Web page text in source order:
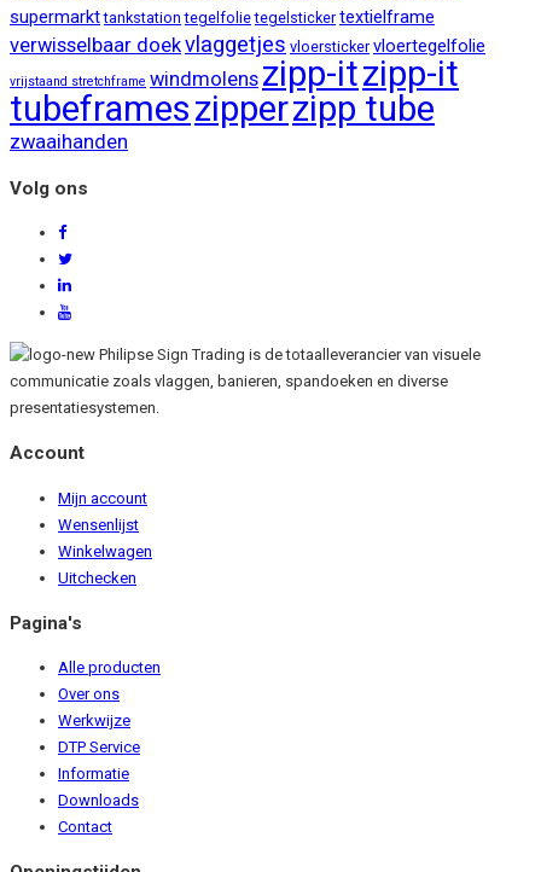
supermarkt tankstation tegelfolie tegelsticker textielframe
verwisselbaar doekvlaggetjes vloersticker vloertegelfolie
vrijstaand stretchframe windmolens zipp-itzipp-it
tubeframeszipperzipp tube
zwaaihanden
Volg ons
Philipse Sign Trading is de totaalleverancier van visuele
communicatie zoals vlaggen, banieren, spandoeken en diverse
presentatiesystemen.
Account
Mijn account
Wensenlijst
Winkelwagen
Uitchecken
Pagina's
Alle producten
Over ons
Werkwijze
DTP Service
Informatie
Downloads
Contact